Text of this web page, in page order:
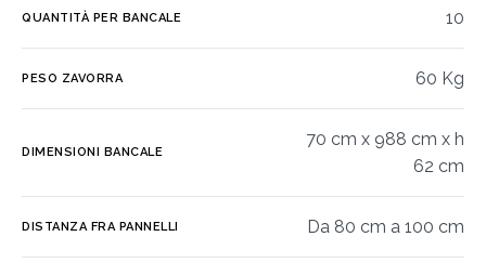
QUANTITÀ PER BANCALE 10
PESO ZAVORRA 60 Kg
DIMENSIONI BANCALE
70 cm x 988 cm x h
62 cm
DISTANZA FRA PANNELLI Da 80 cm a 100 cm